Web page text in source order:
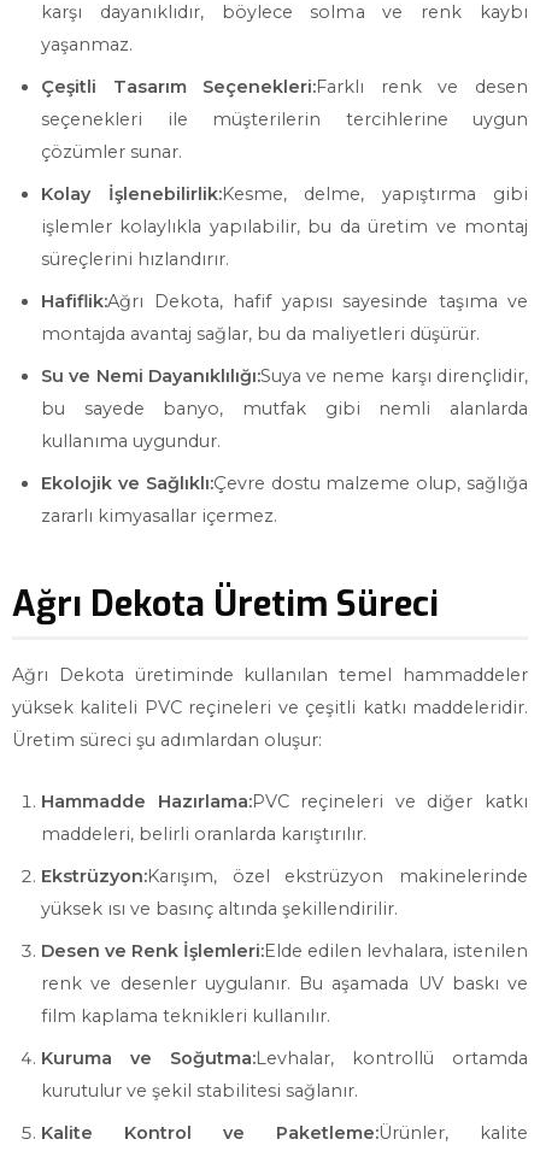
karşı dayanıklıdır, böylece solma ve renk kaybı
yaşanmaz.
Çeşitli Tasarım Seçenekleri:Farklı renk ve desen
seçenekleri ile müşterilerin tercihlerine uygun
çözümler sunar.
Kolay İşlenebilirlik:Kesme, delme, yapıştırma gibi
işlemler kolaylıkla yapılabilir, bu da üretim ve montaj
süreçlerini hızlandırır.
Hafiflik:Ağrı Dekota, hafif yapısı sayesinde taşıma ve
montajda avantaj sağlar, bu da maliyetleri düşürür.
Su ve Nemi Dayanıklılığı:Suya ve neme karşı dirençlidir,
bu sayede banyo, mutfak gibi nemli alanlarda
kullanıma uygundur.
Ekolojik ve Sağlıklı:Çevre dostu malzeme olup, sağlığa
zararlı kimyasallar içermez.
Ağrı Dekota Üretim Süreci
Ağrı Dekota üretiminde kullanılan temel hammaddeler
yüksek kaliteli PVC reçineleri ve çeşitli katkı maddeleridir.
Üretim süreci şu adımlardan oluşur:
Hammadde Hazırlama:PVC reçineleri ve diğer katkı
maddeleri, belirli oranlarda karıştırılır.
Ekstrüzyon:Karışım, özel ekstrüzyon makinelerinde
yüksek ısı ve basınç altında şekillendirilir.
Desen ve Renk İşlemleri:Elde edilen levhalara, istenilen
renk ve desenler uygulanır. Bu aşamada UV baskı ve
film kaplama teknikleri kullanılır.
Kuruma ve Soğutma:Levhalar, kontrollü ortamda
kurutulur ve şekil stabilitesi sağlanır.
Kalite Kontrol ve Paketleme:Ürünler, kalite